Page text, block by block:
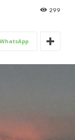
299
WhatsApp